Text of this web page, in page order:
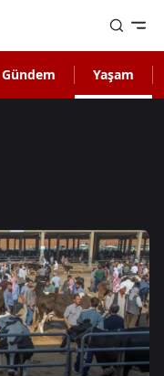
Gündem Yaşam